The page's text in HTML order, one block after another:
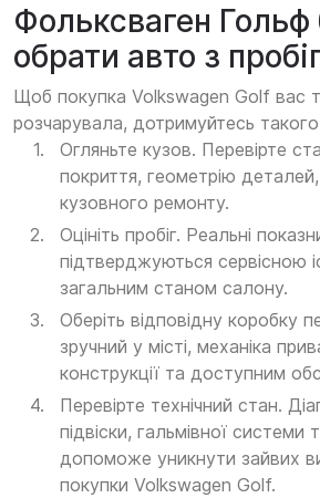
Фольксваген Гольф
обрати авто з
Щоб покупка Volkswagen Golf вас
розчарувала, дотримуйтесь
Огляньте кузов. Перевірте
покриття, геометрію деталей,
кузовного ремонту.
Оцініть пробіг. Реальні
підтверджуються сервісною
загальним станом салону.
Оберіть відповідну коробку
зручний у місті, механіка
конструкції та доступним
Перевірте технічний стан.
підвіски, гальмівної системи
допоможе уникнути зайвих
покупки Volkswagen Golf.